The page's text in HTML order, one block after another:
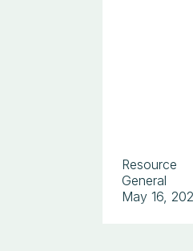
Resource
General
May 16,